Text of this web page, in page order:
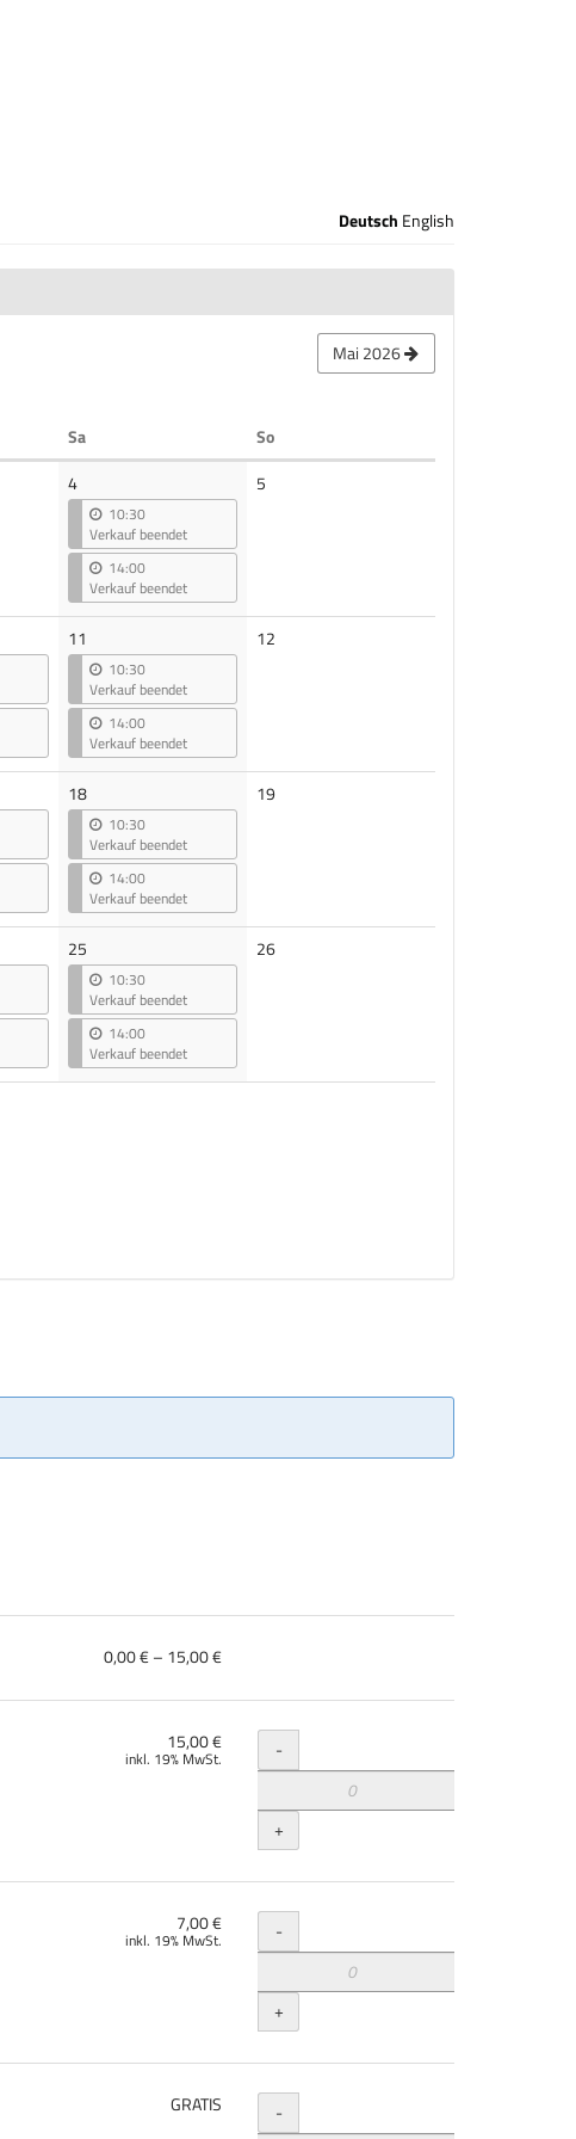
Deutsch English
Mai 2026
SaSamstag SoSonntag
4
10:30
Verkauf beendet
14:00
Verkauf beendet
5
11
10:30
Verkauf beendet
14:00
Verkauf beendet
12
18
10:30
Verkauf beendet
14:00
Verkauf beendet
19Keine
25
10:30
Verkauf beendet
14:00
Verkauf beendet
26Keine
von
bis
0,00 € – 15,00 €
15,00 €
inkl. 19% MwSt. Menge
-
+
7,00 €
inkl. 19% MwSt. Menge
-
+
GRATIS Menge
-